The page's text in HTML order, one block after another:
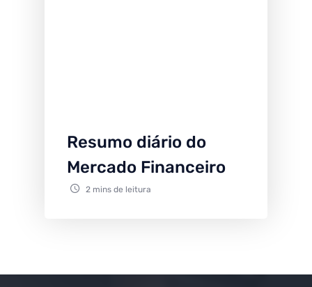
Resumo diário do
Mercado Financeiro
2 mins de leitura